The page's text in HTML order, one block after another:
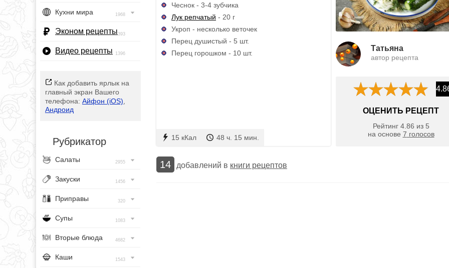
Кухни мира 1968
Эконом рецепты393
Видео рецепты 1396
Как добавить ярлык на
главный экран Вашего
телефона: Айфон (iOS)
Андроид
Рубрикатор
Салаты 2955
Закуски 1456
Приправы 320
Супы 1083
Вторые блюда 4682
Каши 1543
Чеснок - 3-4 зубчика
Лук репчатый - 20 г
Укроп - несколько веточек
Перец душистый - 5 шт.
Перец горошком - 10 шт.
15 кКал 48 ч. 15 мин.
Татьяна
автор рецепта
ОЦЕНИТЬ РЕЦЕПТ
Рейтинг 4.86 из 5
на основе 7 голосов
14 добавлений в книги рецептов